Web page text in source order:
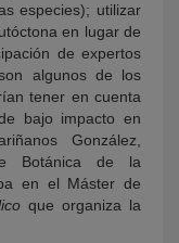
especies); utilizar
en lugar de
de expertos
algunos de los
tener en cuenta
bajo impacto en
González,
Botánica de la
en el Máster de
que organiza la